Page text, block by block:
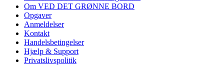
Om VED DET GRØNNE BORD
Opgaver
Anmeldelser
Kontakt
Handelsbetingelser
Hjælp & Support
Privatslivspolitik